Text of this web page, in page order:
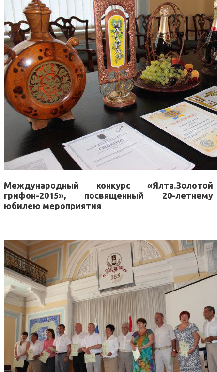
Международный конкурс «Ялта.Золотой
грифон-2015», посвященный 20-летнему
юбилею мероприятия